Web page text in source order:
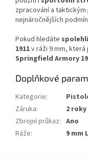
zpracování a
nejnáročnějších
Pokud hledáte
1911v ráži 9 mm,
Springfield Armory
Doplňkové
Kategorie:
Záruka:
2 roky
Zbrojní průkaz: Ano
Ráže: 9 mm